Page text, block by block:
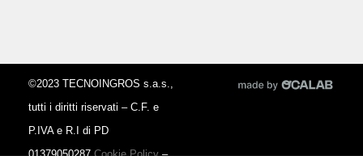
©2023 TECNOINGROS s.a.s.,
tutti i diritti riservati – C.F. e
P.IVA e R.I di PD
01379050287Cookie Policy–